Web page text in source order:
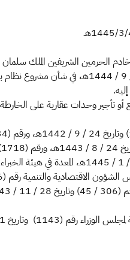
الحرمين الشريفين الملك
والتنمية رقم (806 / 44 / م) وتاريخ 6 / 9 / 1443هـ.
(1143) وتاريخ 1 / 2 / 1445هـ.